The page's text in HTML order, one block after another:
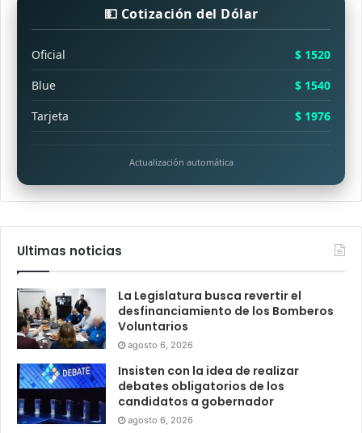
💵 Cotización del Dólar
Oficial
$ 1520
Blue
$ 1540
Tarjeta
$ 1976
Actualización automática
Ultimas noticias
La Legislatura busca revertir el
desfinanciamiento de los Bomberos
Voluntarios
agosto 6, 2026
Insisten con la idea de realizar
debates obligatorios de los
candidatos a gobernador
agosto 6, 2026